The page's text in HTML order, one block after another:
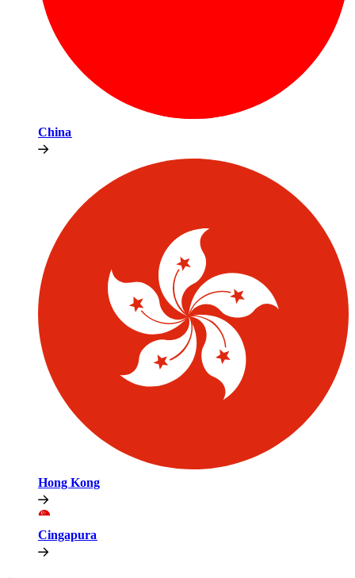
China​​
Hong Kong​​
Cingapura​​